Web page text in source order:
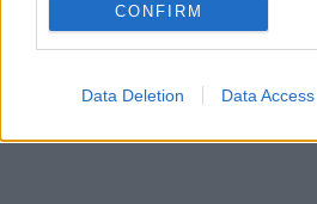
CONFIRM
Data Deletion Data Access